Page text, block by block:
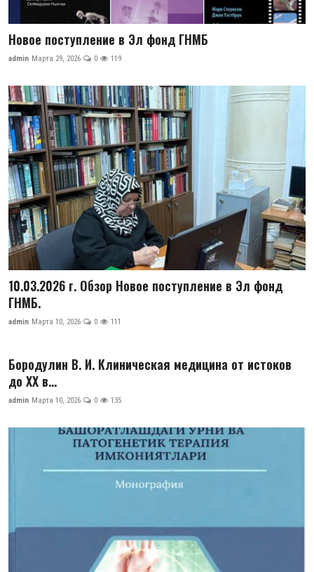
Новое поступление в Эл фонд ГНМБ
admin Марта 29, 2026 0 119
10.03.2026 г. Обзор Новое поступление в Эл фонд
ГНМБ.
admin Марта 10, 2026 0 111
Бородулин В. И. Клиническая медицина от истоков
до XX в...
admin Марта 10, 2026 0 135